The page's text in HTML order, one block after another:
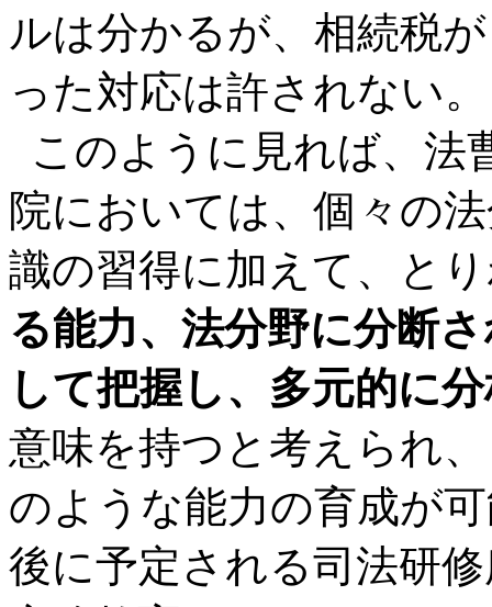
ルは分かるが、相続税
った対応は許されない。
このように見れば、法
院においては、個々の
識の習得に加えて、と
る能力、法分野に分断
して把握し、多元的に
意味を持つと考えられ
のような能力の育成が
後に予定される司法研